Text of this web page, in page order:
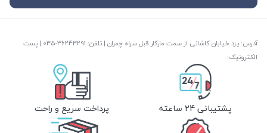
آدرس: یزد خیابان کاشانی از سمت مارکار قبل سراه چمران | تلفن: ‎035-36243291 | پست
الکترونیک:
پشتیبانی 24 ساعته پرداخت سریع و راحت